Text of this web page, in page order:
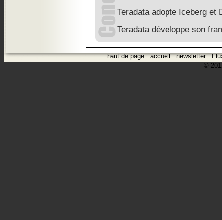
Teradata adopte Iceberg et
Teradata développe son
haut de page.accueil.newsletter.
©